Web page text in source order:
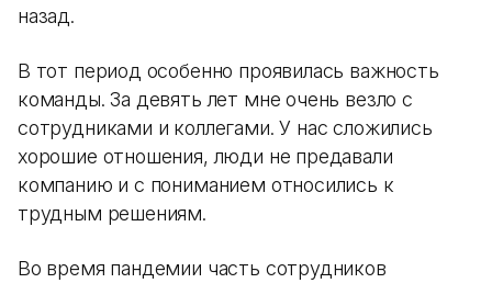
назад.
В тот период особенно проявилась важность
команды. За девять лет мне очень везло с
сотрудниками и коллегами. У нас сложились
хорошие отношения, люди не предавали
компанию и с пониманием относились к
трудным решениям.
Во время пандемии часть сотрудников